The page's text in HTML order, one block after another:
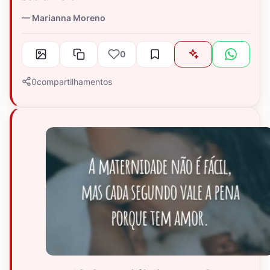
Marianna Moreno
0
0compartilhamentos